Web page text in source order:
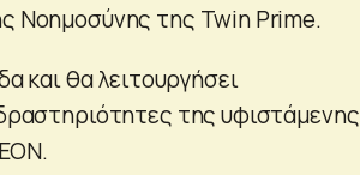
Νοημοσύνης της Twin Prime.
και θα λειτουργήσει
της υφιστάμενης